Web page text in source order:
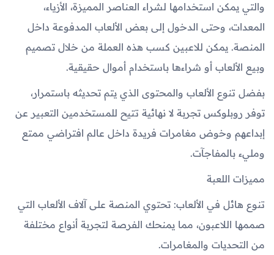
والتي يمكن استخدامها لشراء العناصر المميزة، الأزياء،
المعدات، وحتى الدخول إلى بعض الألعاب المدفوعة داخل
المنصة. يمكن للاعبين كسب هذه العملة من خلال تصميم
وبيع الألعاب أو شراءها باستخدام أموال حقيقية.
بفضل تنوع الألعاب والمحتوى الذي يتم تحديثه باستمرار،
توفر روبلوكس تجربة لا نهائية تتيح للمستخدمين التعبير عن
إبداعهم وخوض مغامرات فريدة داخل عالم افتراضي ممتع
ومليء بالمفاجآت.
مميزات اللعبة
تنوع هائل في الألعاب: تحتوي المنصة على آلاف الألعاب التي
صممها اللاعبون، مما يمنحك الفرصة لتجربة أنواع مختلفة
من التحديات والمغامرات.